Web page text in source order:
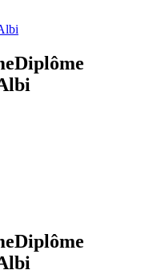
Diplôme
Diplôme